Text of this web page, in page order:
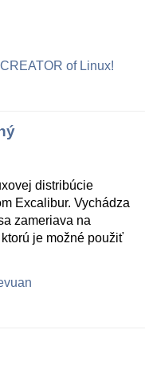
of Linux!
distribúcie
Excalibur. Vychádza
zameriava na
je možné použiť